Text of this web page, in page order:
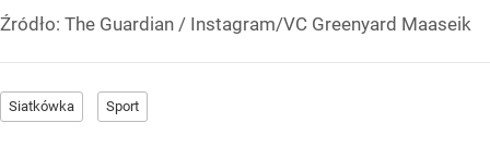
Źródło: The Guardian / Instagram/VC Greenyard Maaseik
Siatkówka Sport